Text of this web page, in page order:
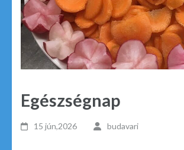
Egészségnap
15 jún,2026 budavari